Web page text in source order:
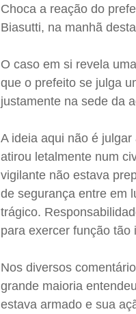
Choca a reação do
Biasutti, na manhã
O caso em si revela
que o prefeito se julga
justamente na sede da
A ideia aqui não é
atirou letalmente num
vigilante não estava
de segurança entre em
trágico.
para exercer função tão
Nos diversos
grande maioria
estava armado e sua